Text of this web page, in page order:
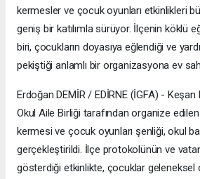
kermesler ve çocuk oyunları etkinlikleri
geniş bir katılımla sürüyor. İlçenin köklü
biri, çocukların doyasıya eğlendiği ve
pekiştiği anlamlı bir organizasyona ev
Erdoğan DEMİR / EDİRNE (İGFA) -
Okul Aile Birliği tarafından organize
kermesi ve çocuk oyunları şenliği, okul
gerçekleştirildi. İlçe protokolünün ve
gösterdiği etkinlikte, çocuklar geleneksel